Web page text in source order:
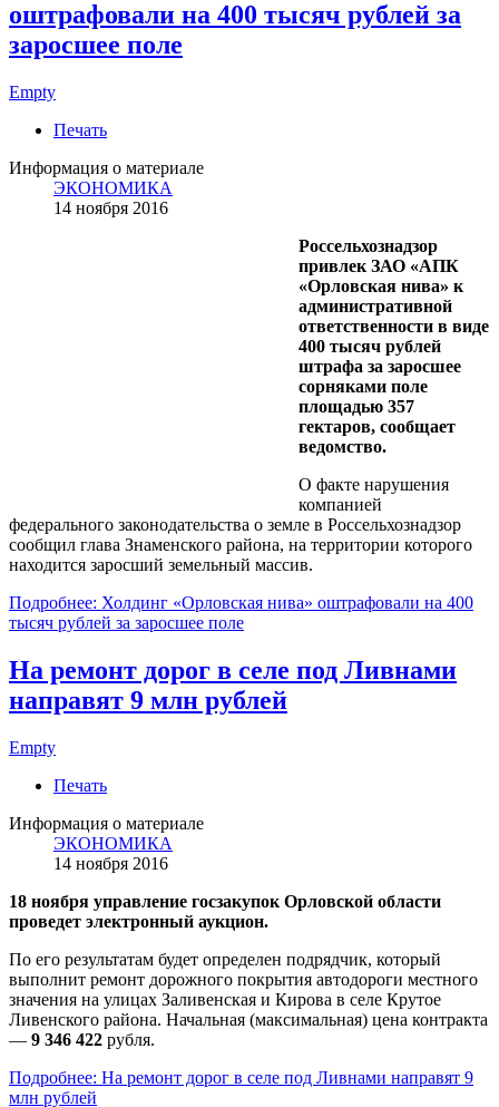
оштрафовали на 400 тысяч рублей за
заросшее поле
Empty
Печать
Информация о материале
ЭКОНОМИКА
14 ноября 2016
Россельхознадзор
привлек ЗАО «АПК
«Орловская нива» к
административной
ответственности в виде
400 тысяч рублей
штрафа за заросшее
сорняками поле
площадью 357
гектаров, сообщает
ведомство.
О факте нарушения
компанией
федерального законодательства о земле в Россельхознадзор
сообщил глава Знаменского района, на территории которого
находится заросший земельный массив.
Подробнее: Холдинг «Орловская нива» оштрафовали на 400
тысяч рублей за заросшее поле
На ремонт дорог в селе под Ливнами
направят 9 млн рублей
Empty
Печать
Информация о материале
ЭКОНОМИКА
14 ноября 2016
18 ноября управление госзакупок Орловской области
проведет электронный аукцион.
По его результатам будет определен подрядчик, который
выполнит ремонт дорожного покрытия автодороги местного
значения на улицах Заливенская и Кирова в селе Крутое
Ливенского района. Начальная (максимальная) цена контракта
— 9 346 422 рубля.
Подробнее: На ремонт дорог в селе под Ливнами направят 9
млн рублей